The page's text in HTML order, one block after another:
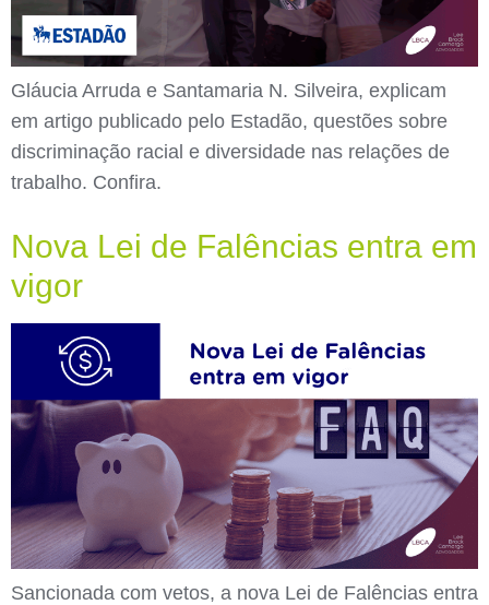
Gláucia Arruda e Santamaria N. Silveira, explicam
em artigo publicado pelo Estadão, questões sobre
discriminação racial e diversidade nas relações de
trabalho. Confira.
Nova Lei de Falências entra em
vigor
Sancionada com vetos, a nova Lei de Falências entra